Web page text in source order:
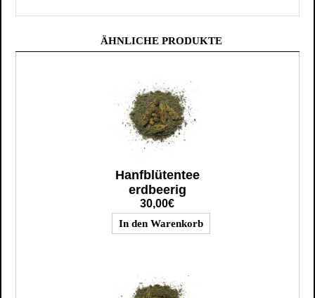
ÄHNLICHE PRODUKTE
Hanfblütentee
erdbeerig
30,00€